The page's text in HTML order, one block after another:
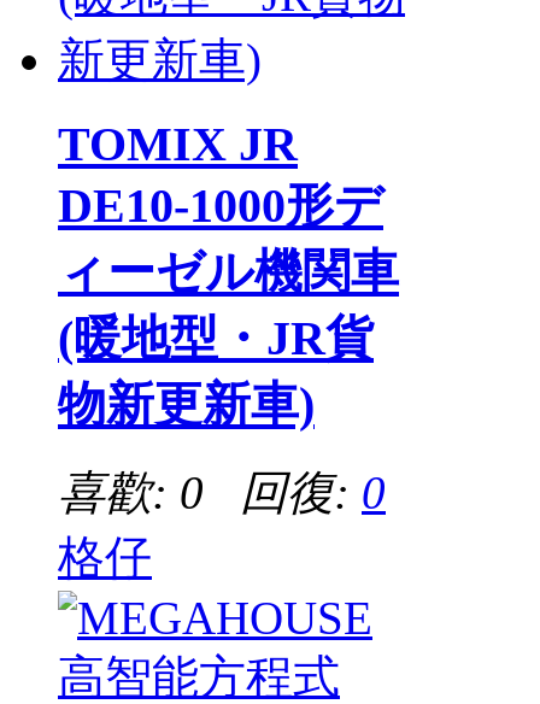
TOMIX JR
DE10-1000形デ
ィーゼル機関車
(暖地型・JR貨
物新更新車)
喜歡: 0 回復: 0
格仔